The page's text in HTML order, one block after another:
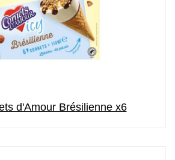
d'Amour Brésilienne x6